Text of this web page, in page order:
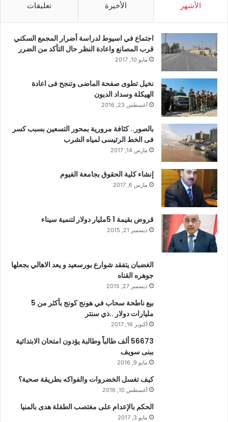
الأشهر الأخيرة تعليقات
اجتماع في اسيوط لدراسة أضرار المجمع السكني
قرب المصانع واعادة النظر حال التأكد من الضرر
مايو 10, 2017
نخيل تطوى صفحة الماضى وتنجح فى اعادة
الهيكلة وسداد الديون
أغسطس 23, 2016
بالصور.. كثافة مرورية بمحور التسعين بسبب كسر
فى الخط الرئيسى لمياه الشرب
مارس 14, 2017
إنشاء كلية الحقوق بجامعة الفيوم
مارس 6, 2017
قروض بقيمة 1 5مليار دولار لتنمية سيناء
ديسمبر 21, 2015
الغضبان يتفقد شوارع بورسعيد و يعد الاهالي بجعلها
جوهره القناه
ديسمبر 27, 2015
بيع ناطحة سحاب في هونج كونج بأكثر من 5
مليارات دولار ..ذي سنتر
أكتوبر 16, 2017
56673 ألف طالباً وطالبة يؤدون امتحان الابتدائية
ببنى سويف
مايو 9, 2016
كيف تغسل الخضروات والفواكه بطريقة صحية؟
أغسطس 10, 2016
الحكم بالإعدام على مغتصب الطفلة هدى بالمنيا
مايو 3, 2017